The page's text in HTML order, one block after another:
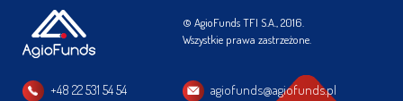
© AgioFunds TFI S.A., 2016.
Wszystkie prawa zastrzeżone.
+48 22 531 54 54 agiofunds@agiofunds.pl